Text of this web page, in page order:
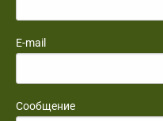
E-mail
Сообщение